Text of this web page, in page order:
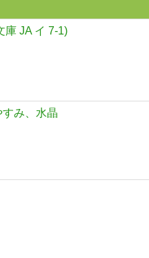
庫 JA イ 7-1)
み、水晶